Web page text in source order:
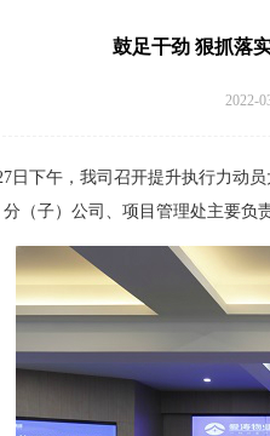
鼓足干劲 狠抓落
2022-
午，我司召开提升执行力动员
（子）公司、项目管理处主要负